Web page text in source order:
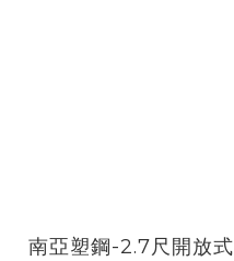
南亞塑鋼-2.7尺開放式